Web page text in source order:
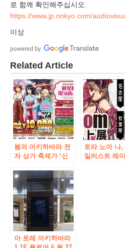
로 함께 확인해주십시오.
https://www.jp.onkyo.com/
이상
Related Article
봄의 아키하바라 전
자 상가 축제가 ‘신
Animation “과 협력
하여 3 월 20 일 (금)
부터 개최 결정! !
토라 노아 나,
일러스트 레
아 토레 아키하바라